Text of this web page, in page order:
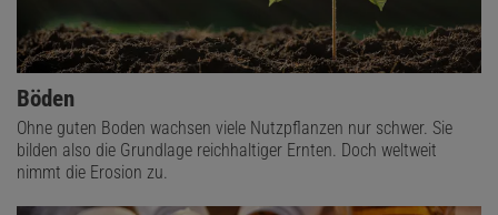
Böden
Ohne guten Boden wachsen viele Nutzpflanzen nur schwer. Sie
bilden also die Grundlage reichhaltiger Ernten. Doch weltweit
nimmt die Erosion zu.